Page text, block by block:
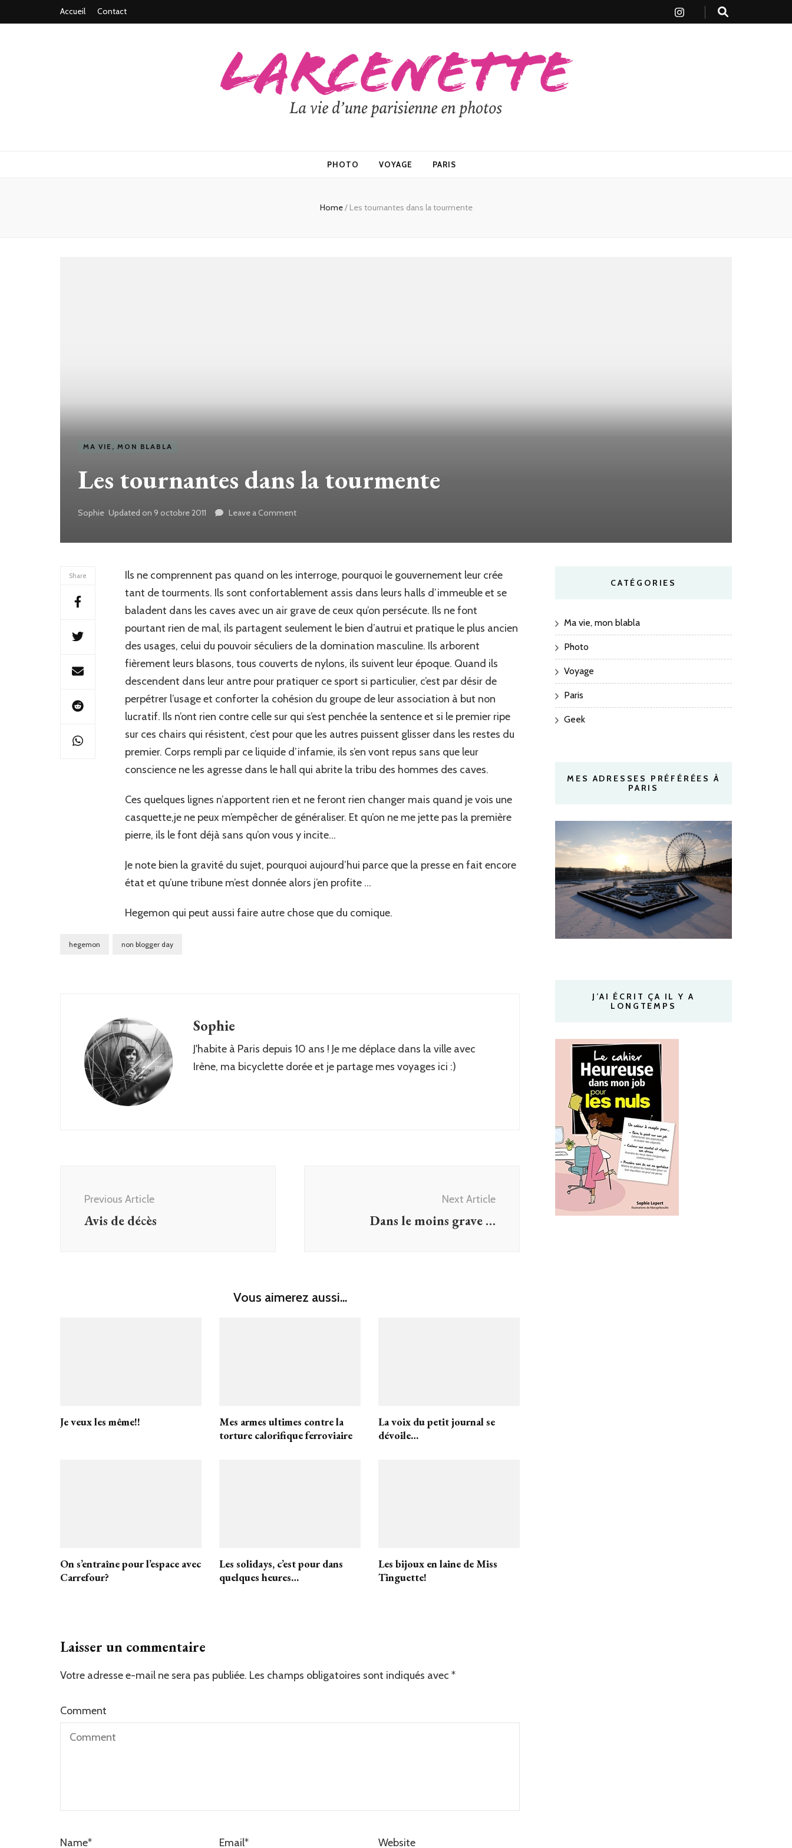
Accueil Contact
PHOTO VOYAGE PARIS
Home/ Les tournantes dans la tourmente
MA VIE, MON BLABLA
Les tournantes dans la tourmente
Sophie Updated on 9 octobre 2011 Leave a Comment
tourmente
Share
Ils ne comprennent pas quand on les interroge, pourquoi le gouvernement leur crée
tant de tourments. Ils sont confortablement assis dans leurs halls d’immeuble et se
baladent dans les caves avec un air grave de ceux qu’on persécute. Ils ne font
pourtant rien de mal, ils partagent seulement le bien d’autrui et pratique le plus ancien
des usages, celui du pouvoir séculiers de la domination masculine. Ils arborent
fièrement leurs blasons, tous couverts de nylons, ils suivent leur époque. Quand ils
descendent dans leur antre pour pratiquer ce sport si particulier, c’est par désir de
perpétrer l’usage et conforter la cohésion du groupe de leur association à but non
lucratif. Ils n’ont rien contre celle sur qui s’est penchée la sentence et si le premier ripe
sur ces chairs qui résistent, c’est pour que les autres puissent glisser dans les restes du
premier. Corps rempli par ce liquide d’infamie, ils s’en vont repus sans que leur
conscience ne les agresse dans le hall qui abrite la tribu des hommes des caves.
Ces quelques lignes n’apportent rien et ne feront rien changer mais quand je vois une
casquette,je ne peux m’empêcher de généraliser. Et qu’on ne me jette pas la première
pierre, ils le font déjà sans qu’on vous y incite…
Je note bien la gravité du sujet, pourquoi aujourd’hui parce que la presse en fait encore
état et qu’une tribune m’est donnée alors j’en profite …
Hegemon qui peut aussi faire autre chose que du comique.
hegemon non blogger day
Sophie
J'habite à Paris depuis 10 ans ! Je me déplace dans la ville avec
Irène, ma bicyclette dorée et je partage mes voyages ici :)
Navigation
Previous Article
Avis de décès
Next Article
Dans le moins grave …
Vous aimerez aussi...
Je veux les même!!
Mes armes ultimes contre la
torture calorifique ferroviaire
La voix du petit journal se
dévoile…
On s’entraîne pour l’espace avec
Carrefour?
Les solidays, c’est pour dans
quelques heures…
Les bijoux en laine de Miss
Tinguette!
Laisser un commentaire
Votre adresse e-mail ne sera pas publiée. Les champs obligatoires sont indiqués avec *
Comment
Name* Email* Website
CATÉGORIES
Ma vie, mon blabla
Photo
Voyage
Paris
Geek
MES ADRESSES PRÉFÉRÉES À
PARIS
J’AI ÉCRIT ÇA IL Y A
LONGTEMPS